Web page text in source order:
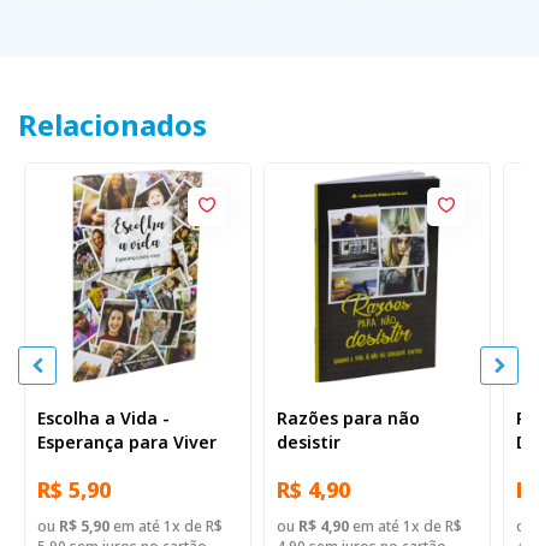
Relacionados
Escolha a Vida -
Esperança para Viver
R$ 5,90
ou R$ 5,90em até 1x de R$
Razões para não
desistir
R$ 4,90
ou R$ 4,90em até 1x de R$
ou